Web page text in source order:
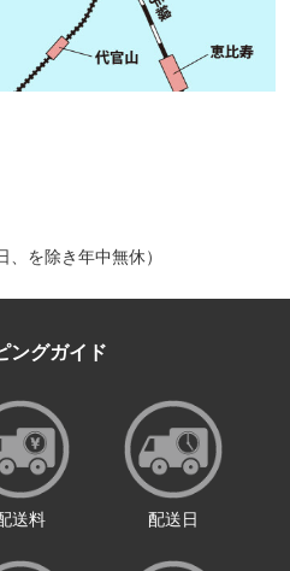
、を除き年中無休）
ングガイド
送料 配送日